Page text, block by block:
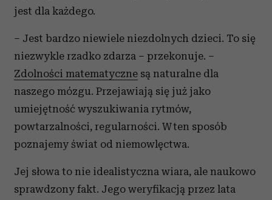
jest dla każdego.
– Jest bardzo niewiele niezdolnych dzieci. To się
niezwykle rzadko zdarza – przekonuje. –
Zdolności matematyczne są naturalne dla
naszego mózgu. Przejawiają się już jako
umiejętność wyszukiwania rytmów,
powtarzalności, regularności. W ten sposób
poznajemy świat od niemowlęctwa.
Jej słowa to nie idealistyczna wiara, ale naukowo
sprawdzony fakt. Jego weryfikacją przez lata